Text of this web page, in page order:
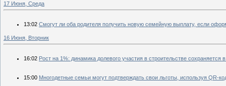
17 Июня, Среда
13:02 Смогут ли оба родителя получить новую семейную выплату, если
16 Июня, Вторник
16:02 Рост на 1%: динамика долевого участия в строительстве сохраняется
15:00 Многодетные семьи могут подтверждать свои льготы, используя QR-